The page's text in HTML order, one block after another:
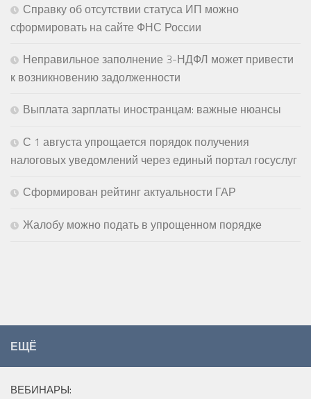
Справку об отсутствии статуса ИП можно
сформировать на сайте ФНС России
Неправильное заполнение 3-НДФЛ может привести
к возникновению задолженности
Выплата зарплаты иностранцам: важные нюансы
С 1 августа упрощается порядок получения
налоговых уведомлений через единый портал госуслуг
Сформирован рейтинг актуальности ГАР
Жалобу можно подать в упрощенном порядке
ЕЩЁ
ВЕБИНАРЫ: